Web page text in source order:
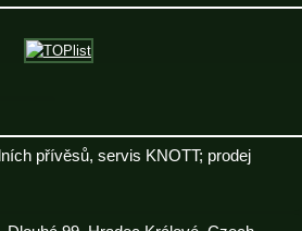
přívěsů, servis KNOTT; prodej